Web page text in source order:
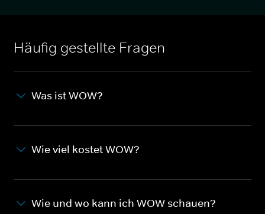
Häufig gestellte Fragen
Was ist WOW?
Wie viel kostet WOW?
Wie und wo kann ich WOW schauen?